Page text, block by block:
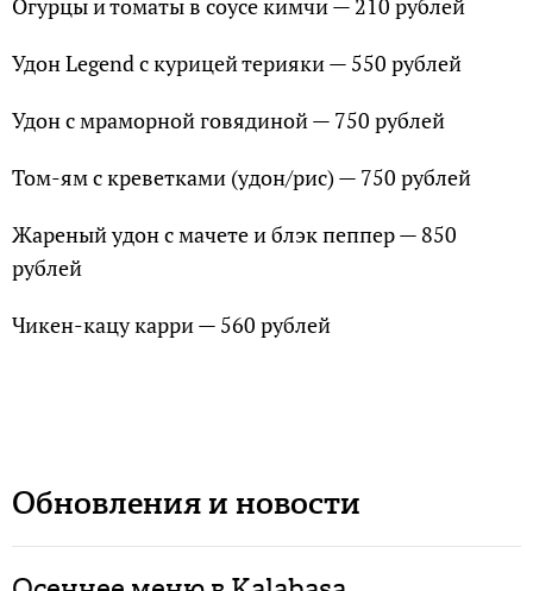
Удон Legend с курицей терияки — 550 рублей
Удон с мраморной говядиной — 750 рублей
Том-ям с креветками (удон/рис) — 750 рублей
Жареный удон с мачете и блэк пеппер — 850
рублей
Чикен-кацу карри — 560 рублей
Обновления и новости